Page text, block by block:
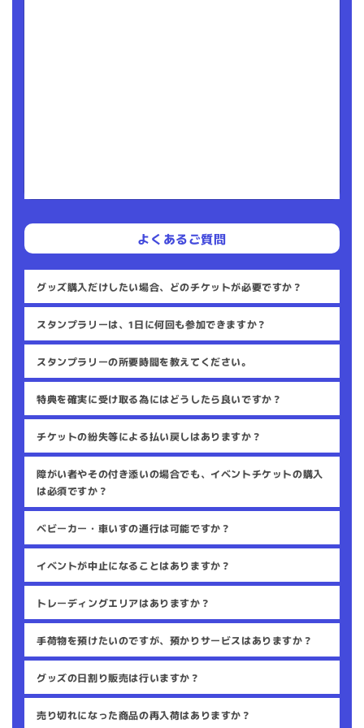
よくあるご質問
グッズ購入だけしたい場合、どのチケットが必要ですか？
スタンプラリーは、1日に何回も参加できますか？
スタンプラリーの所要時間を教えてください。
特典を確実に受け取る為にはどうしたら良いですか？
チケットの紛失等による払い戻しはありますか？
障がい者やその付き添いの場合でも、イベントチケットの購入
は必須ですか？
ベビーカー・車いすの通行は可能ですか？
イベントが中止になることはありますか？
トレーディングエリアはありますか？
手荷物を預けたいのですが、預かりサービスはありますか？
グッズの日割り販売は行いますか？
売り切れになった商品の再入荷はありますか？